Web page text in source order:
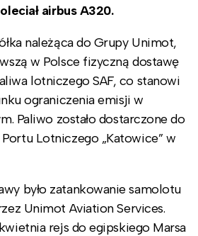
airbus A320.
należąca do Grupy Unimot,
w Polsce fizyczną dostawę
lotniczego SAF, co stanowi
ograniczenia emisji w
Paliwo zostało dostarczone do
Lotniczego „Katowice” w
było zatankowanie samolotu
Unimot Aviation Services.
rejs do egipskiego Marsa